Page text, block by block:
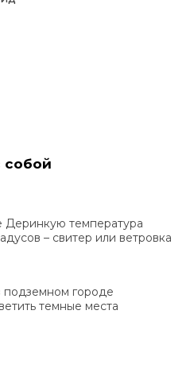
собой
Деринкую температура
– свитер или ветровка
подземном городе
темные места